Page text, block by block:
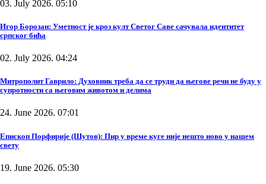
03. July 2026. 05:10
Игор Борозан: Уметност је кроз култ Светог Саве сачувала идентитет
српског бића
02. July 2026. 04:24
Митрополит Гаврило: Духовник треба да се труди да његове речи не буду у
супротности са његовим животом и делима
24. June 2026. 07:01
Епископ Порфирије (Шутов): Пир у време куге није нешто ново у нашем
свету
19. June 2026. 05:30